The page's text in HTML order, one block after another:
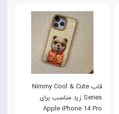
قاب Nimmy Cool & Cute
Series زرد مناسب برای
Apple iPhone 14 Pro